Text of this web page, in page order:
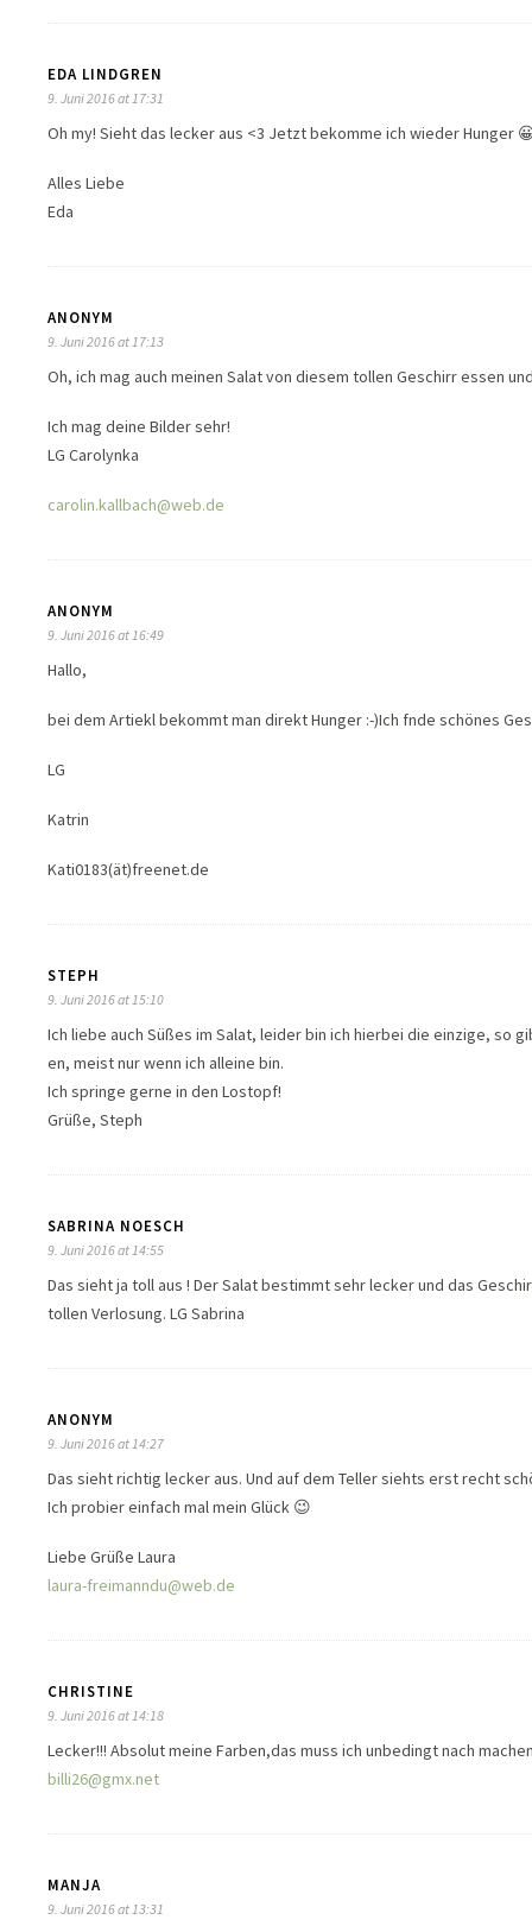
EDA LINDGREN
9. Juni 2016 at 17:31
Oh my! Sieht das lecker aus <3 Jetzt bekomme ich wieder Hunger
Alles Liebe
Eda
ANONYM
9. Juni 2016 at 17:13
Oh, ich mag auch meinen Salat von diesem tollen Geschirr essen
Ich mag deine Bilder sehr!
LG Carolynka
carolin.kallbach@web.de
ANONYM
9. Juni 2016 at 16:49
Hallo,
bei dem Artiekl bekommt man direkt Hunger :-)Ich fnde schönes
LG
Katrin
Kati0183(ät)freenet.de
STEPH
9. Juni 2016 at 15:10
Ich liebe auch Süßes im Salat, leider bin ich hierbei die einzige, so
en, meist nur wenn ich alleine bin.
Ich springe gerne in den Lostopf!
Grüße, Steph
SABRINA NOESCH
9. Juni 2016 at 14:55
Das sieht ja toll aus ! Der Salat bestimmt sehr lecker und das
tollen Verlosung. LG Sabrina
ANONYM
9. Juni 2016 at 14:27
Das sieht richtig lecker aus. Und auf dem Teller siehts erst recht
Ich probier einfach mal mein Glück 😉
Liebe Grüße Laura
laura-freimanndu@web.de
CHRISTINE
9. Juni 2016 at 14:18
Lecker!!! Absolut meine Farben,das muss ich unbedingt nach
billi26@gmx.net
MANJA
9. Juni 2016 at 13:31